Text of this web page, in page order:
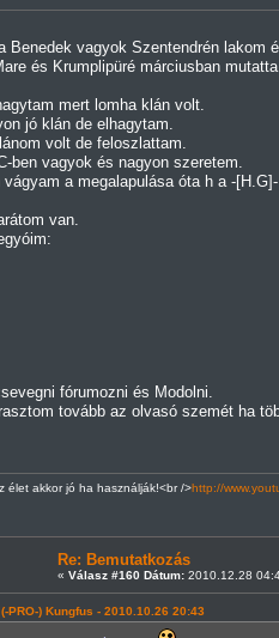
Benedek vagyok Szentendrén lakom
és Krumplipüré márciusban
mert lomha klán volt.
jó klán de elhagytam.
volt de feloszlattam.
ben vagyok és nagyon szeretem.
vágyam a megalapulása óta h a -[H.G]-
van.
fórumozni és Modolni.
tovább az olvasó szemét ha
élet akkor jó ha használják!<br />http://
Re: Bemutatkozás
« Válasz #160 Dátum:2010.12.28
PRO-) Kungfus - 2010.10.26 20:43